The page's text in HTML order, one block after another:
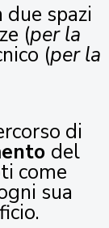
spazi
(per la
(per la
di
del
come
sua